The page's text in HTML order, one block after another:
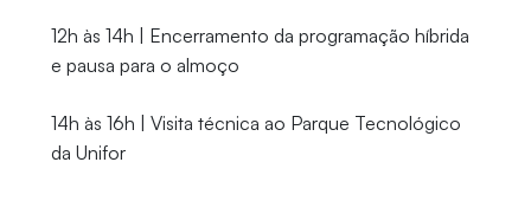
12h às 14h | Encerramento da programação híbrida
e pausa para o almoço
14h às 16h | Visita técnica ao Parque Tecnológico
da Unifor